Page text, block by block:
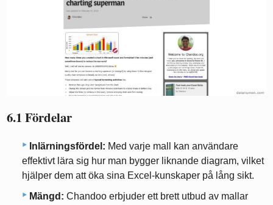
6.1 Fördelar
Inlärningsfördel: Med varje mall kan användare
effektivt lära sig hur man bygger liknande diagram, vilket
hjälper dem att öka sina Excel-kunskaper på lång sikt.
Mängd: Chandoo erbjuder ett brett utbud av mallar